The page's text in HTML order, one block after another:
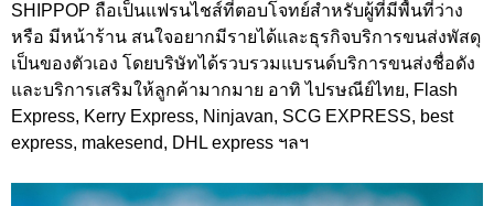
SHIPPOP ถือเป็นแฟรนไชส์ที่ตอบโจทย์สำหรับผู้ที่มีพื้นที่ว่าง
หรือ มีหน้าร้าน สนใจอยากมีรายได้และธุรกิจบริการขนส่งพัสดุ
เป็นของตัวเอง โดยบริษัทได้รวบรวมแบรนด์บริการขนส่งชื่อดัง
และบริการเสริมให้ลูกค้ามากมาย อาทิ ไปรษณีย์ไทย, Flash
Express, Kerry Express, Ninjavan, SCG EXPRESS, best
express, makesend, DHL express ฯลฯ